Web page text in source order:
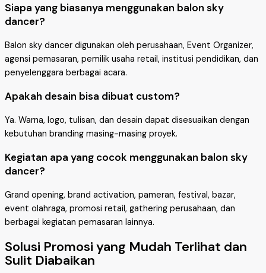
Siapa yang biasanya menggunakan balon sky
dancer?
Balon sky dancer digunakan oleh perusahaan, Event Organizer,
agensi pemasaran, pemilik usaha retail, institusi pendidikan, dan
penyelenggara berbagai acara.
Apakah desain bisa dibuat custom?
Ya. Warna, logo, tulisan, dan desain dapat disesuaikan dengan
kebutuhan branding masing-masing proyek.
Kegiatan apa yang cocok menggunakan balon sky
dancer?
Grand opening, brand activation, pameran, festival, bazar,
event olahraga, promosi retail, gathering perusahaan, dan
berbagai kegiatan pemasaran lainnya.
Solusi Promosi yang Mudah Terlihat dan
Sulit Diabaikan